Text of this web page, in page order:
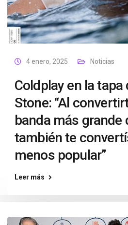
4 enero, 2025 Noticias
Coldplay en la tapa
Stone: “Al
banda más grande
también te
menos popular”
Leer más